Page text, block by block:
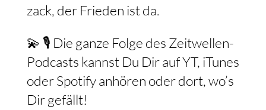
zack, der Frieden ist da.
💫 🎙️ Die ganze Folge des Zeitwellen-
Podcasts kannst Du Dir auf YT, iTunes
oder Spotify anhören oder dort, wo’s
Dir gefällt!